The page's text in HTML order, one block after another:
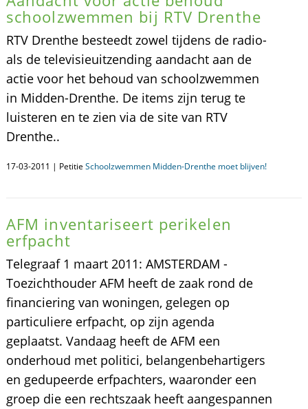
schoolzwemmen bij RTV Drenthe
RTV Drenthe besteedt zowel tijdens de radio-
als de televisieuitzending aandacht aan de
actie voor het behoud van schoolzwemmen
in Midden-Drenthe. De items zijn terug te
luisteren en te zien via de site van RTV
Drenthe..
17-03-2011 | Petitie Schoolzwemmen Midden-Drenthe moet blijven!
AFM inventariseert perikelen
erfpacht
Telegraaf 1 maart 2011: AMSTERDAM -
Toezichthouder AFM heeft de zaak rond de
financiering van woningen, gelegen op
particuliere erfpacht, op zijn agenda
geplaatst. Vandaag heeft de AFM een
onderhoud met politici, belangenbehartigers
en gedupeerde erfpachters, waaronder een
groep die een rechtszaak heeft aangespannen